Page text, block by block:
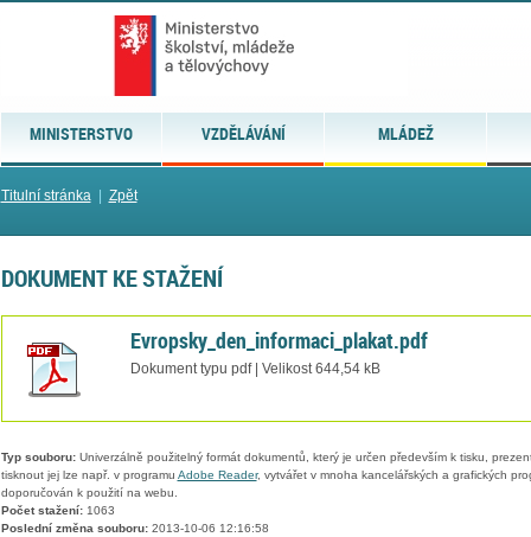
MINISTERSTVO VZDĚLÁVÁNÍ MLÁDEŽ
Titulní stránka| Zpět
DOKUMENT KE STAŽENÍ
Evropsky_den_informaci_plakat.pdf
Dokument typu pdf | Velikost 644,54 kB
Typ souboru:Univerzálně použitelný formát dokumentů, který je určen především k tisku,
tisknout jej lze např. v programu Adobe Reader, vytvářet v mnoha kancelářských a grafických
doporučován k použití na webu.
Počet stažení:1063
Poslední změna souboru:2013-10-06 12:16:58